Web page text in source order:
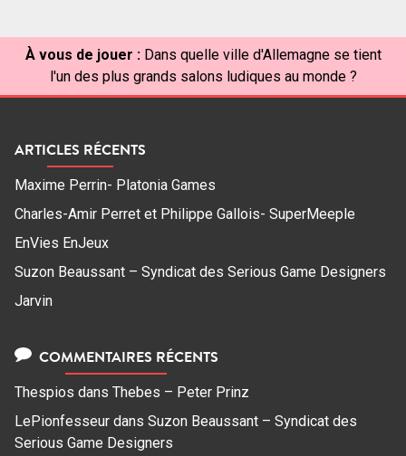
À vous de jouer : Dans quelle ville d'Allemagne se tient
l'un des plus grands salons ludiques au monde ?
ARTICLES RÉCENTS
Maxime Perrin- Platonia Games
Charles-Amir Perret et Philippe Gallois- SuperMeeple
EnVies EnJeux
Suzon Beaussant – Syndicat des Serious Game Designers
Jarvin
COMMENTAIRES RÉCENTS
Thespios dans Thebes – Peter Prinz
LePionfesseur dans Suzon Beaussant – Syndicat des
Serious Game Designers